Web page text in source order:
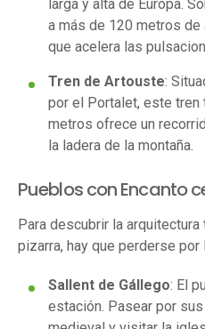
larga y alta de Europa.
a más de 120 metros de
que acelera las
Tren de Artouste:
por el Portalet, este tren
metros ofrece un
la ladera de la montaña.
Pueblos con Encanto
Para descubrir la
pizarra, hay que perderse
Sallent de Gállego: El
estación. Pasear por